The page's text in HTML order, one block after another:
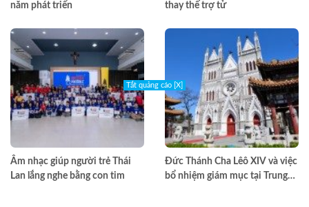
năm phát triển
thay thế trợ tử
Âm nhạc giúp người trẻ Thái
Lan lắng nghe bằng con tim
Đức Thánh Cha Lêô XIV và việc
bổ nhiệm giám mục tại Trung
Tắt quảng cáo [X]